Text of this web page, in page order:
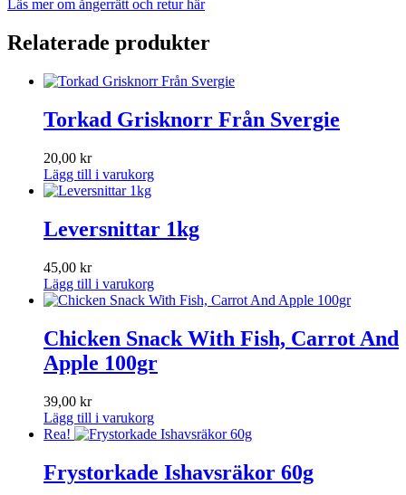
Läs mer om ångerrätt och retur här
Relaterade produkter
Torkad Grisknorr Från Svergie
20,00 kr
Lägg till i varukorg
Leversnittar 1kg
45,00 kr
Lägg till i varukorg
Chicken Snack With Fish, Carrot And
Apple 100gr
39,00 kr
Lägg till i varukorg
Rea!
Frystorkade Ishavsräkor 60g